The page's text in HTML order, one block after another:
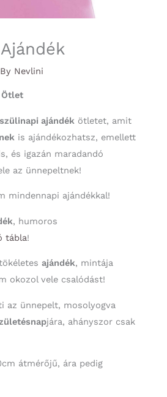
Nevlini
Ötlet
szülinapi ajándék ötletet, amit
is ajándékozhatsz, emellett
és igazán maradandó
az ünnepeltnek!
mindennapi ajándékkal!
, humoros
tábla!
ajándék, mintája
okozol vele csalódást!
az ünnepelt, mosolyogva
jára, ahányszor csak
átmérőjű, ára pedig